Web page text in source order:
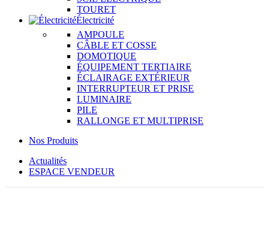
TOURET
Électricité
AMPOULE
CÂBLE ET COSSE
DOMOTIQUE
ÉQUIPEMENT TERTIAIRE
ÉCLAIRAGE EXTÉRIEUR
INTERRUPTEUR ET PRISE
LUMINAIRE
PILE
RALLONGE ET MULTIPRISE
Nos Produits
Actualités
ESPACE VENDEUR